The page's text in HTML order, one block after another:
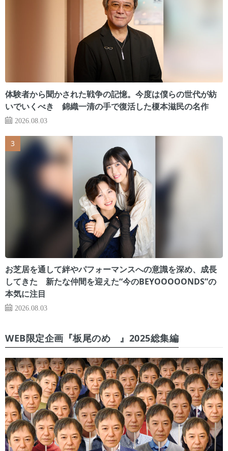
体験者から聞かされた戦争の記憶。今度は僕らの世代が紡
いでいくべき 錦織一清の手で復活した榎本滋民の名作
2026.08.03
お芝居を通して絆やパフォーマンスへの意識を深め、成長
してきた 新たな仲間を迎えた“今のBEYOOOOONDS”の
本気に注目
2026.08.03
WEB限定企画『板尾のめ゙』2025総集編